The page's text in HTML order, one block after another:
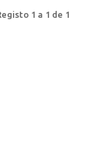
1 a 1 de 1